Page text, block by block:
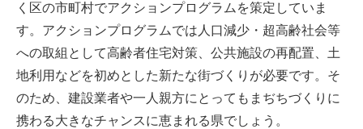
く区の市町村でアクションプログラムを策定していま
す。アクションプログラムでは人口減少・超高齢社会等
への取組として高齢者住宅対策、公共施設の再配置、土
地利用などを初めとした新たな街づくりが必要です。そ
のため、建設業者や一人親方にとってもまぢちづくりに
携わる大きなチャンスに恵まれる県でしょう。